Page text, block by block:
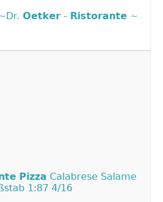
Oetker - Ristorante ~
Pizza Calabrese Salame
1:87 4/16